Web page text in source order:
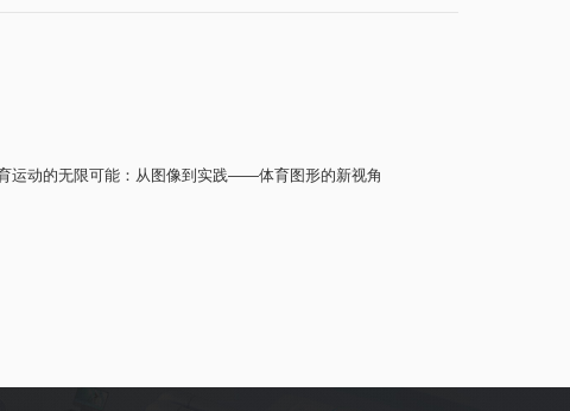
运动的无限可能：从图像到实践——体育图形的新视角